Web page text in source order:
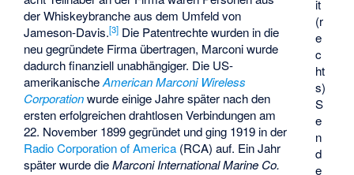
it
(r
e
c
ht
s)
S
e
n
d
e
der Whiskeybranche aus dem Umfeld von
Jameson-Davis.[3] Die Patentrechte wurden in die
neu gegründete Firma übertragen, Marconi wurde
dadurch finanziell unabhängiger. Die US-
amerikanischeAmerican Marconi Wireless
Corporationwurde einige Jahre später nach den
ersten erfolgreichen drahtlosen Verbindungen am
22. November 1899 gegründet und ging 1919 in der
Radio Corporation of America (RCA) auf. Ein Jahr
später wurde dieMarconi International Marine Co.